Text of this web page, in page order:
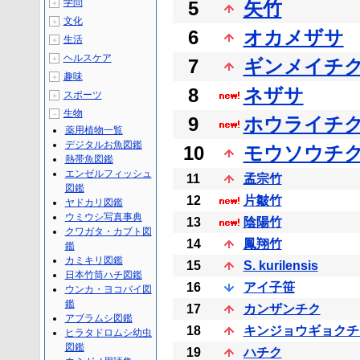
5
矢竹
6
オカメザサ
7
ギンメイチク
8
ネザサ
9
ホウライチク
10
モウソウチク
11
孟宗竹
12
片皺竹
13
陰陽竹
14
鳳翔竹
15
S. kurilensis
16
アイ子笹
17
カンザンチク
18
キンジョウギョク
19
ハチク
＋ 学問
＋ 文化
＋ 生活
＋ ヘルスケア
＋ 趣味
＋ スポーツ
－
生物
薬用植物一覧
デジタルお魚図鑑
熱帯魚図鑑
エンゼルフィッシュ
図鑑
ヤドカリ図鑑
ウミウシ写真事典
クワガタ・カブト図
鑑
カミキリ図鑑
日本竹筒ハチ図鑑
ウンカ・ヨコバイ図
鑑
アブラムシ図鑑
ヒラタドロムシ幼虫
図鑑